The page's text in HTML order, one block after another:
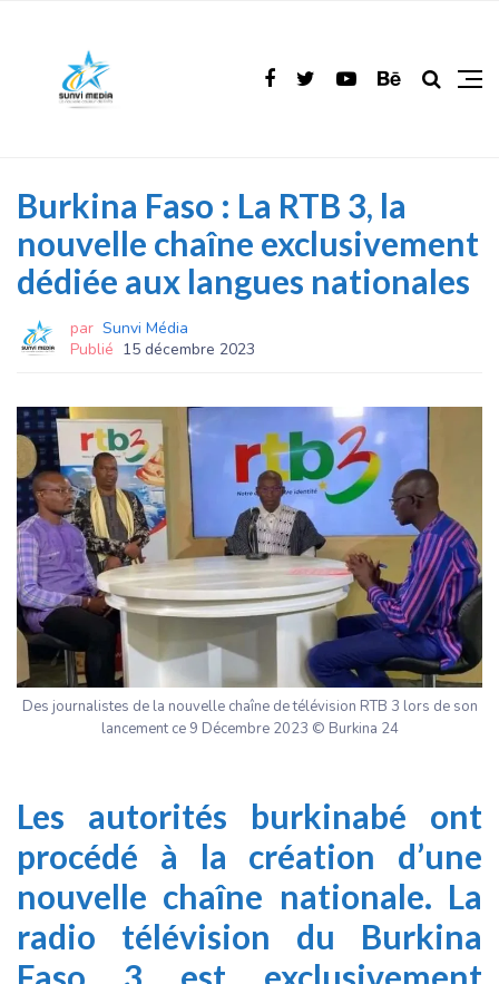
Burkina Faso : La RTB 3, la
nouvelle chaîne exclusivement
dédiée aux langues nationales
par Sunvi Média
Publié 15 décembre 2023
Des journalistes de la nouvelle chaîne de télévision RTB 3 lors de son
lancement ce 9 Décembre 2023 © Burkina 24
Les autorités burkinabé ont
procédé à la création d’une
nouvelle chaîne nationale. La
radio télévision du Burkina